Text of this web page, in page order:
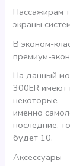
Пассажирам
экраны
В эконом-
премиум-
На данный
300ER
некоторые —
именно
последние,
будет 10.
Аксессуары